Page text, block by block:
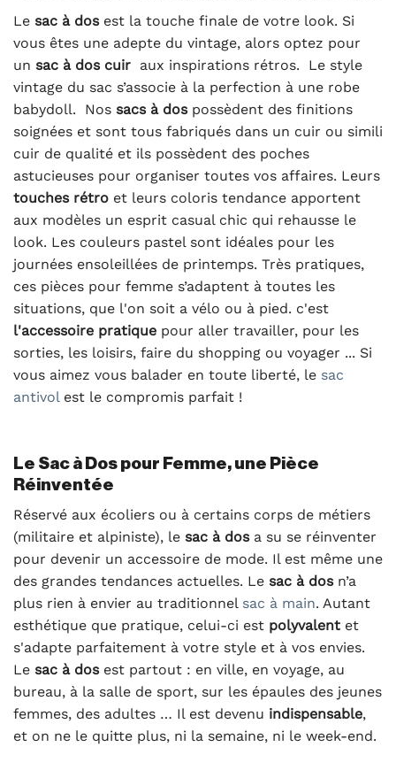
Le sac à dosest la touche finale de votre look. Si
vous êtes une adepte du vintage, alors optez pour
un sac à dos cuir aux inspirations rétros. Le style
vintage du sac s’associe à la perfection à une robe
babydoll. Nos sacs à dospossèdent des finitions
soignées et sont tous fabriqués dans un cuir ou simili
cuir de qualité et ils possèdent des poches
astucieuses pour organiser toutes vos affaires. Leurs
touches rétro et leurs coloris tendance apportent
aux modèles un esprit casual chic qui rehausse le
look. Les couleurs pastel sont idéales pour les
journées ensoleillées de printemps. Très pratiques,
ces pièces pour femme s’adaptent à toutes les
situations, que l'on soit a vélo ou à pied. c'est
l'accessoire pratique pour aller travailler, pour les
sorties, les loisirs, faire du shopping ou voyager ... Si
vous aimez vous balader en toute liberté, le sac
antivol est le compromis parfait !
Le Sac à Dos pour Femme, une Pièce
Réinventée
Réservé aux écoliers ou à certains corps de métiers
(militaire et alpiniste), le sac à dosa su se réinventer
pour devenir un accessoire de mode. Il est même une
des grandes tendances actuelles. Le sac à dosn’a
plus rien à envier au traditionnel sac à main. Autant
esthétique que pratique, celui-ci est polyvalent et
s'adapte parfaitement à votre style et à vos envies.
Le sac à dosest partout : en ville, en voyage, au
bureau, à la salle de sport, sur les épaules des jeunes
femmes, des adultes … Il est devenu indispensable,
et on ne le quitte plus, ni la semaine, ni le week-end.